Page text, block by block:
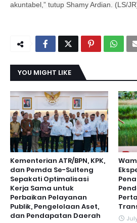
akuntabel,” tutup Shamy Ardian. (LS/
YOU MIGHT LIKE
Kementerian ATR/BPN, KPK,
dan Pemda Se-Sulteng
Sepakati Optimalisasi
Kerja Sama untuk
Perbaikan Pelayanan
Publik, Pengelolaan Aset,
dan Pendapatan Daerah